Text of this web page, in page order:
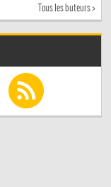
Tous les buteurs >